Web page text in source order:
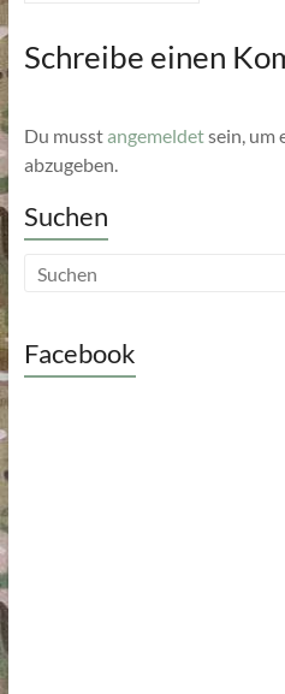
Schreibe einen
Du musstangemeldetsein, um
abzugeben.
Suchen
Facebook